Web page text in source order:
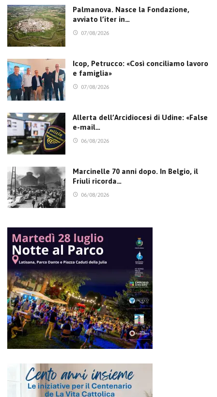
Palmanova. Nasce la Fondazione,
avviato l’iter in…
07/08/2026
Icop, Petrucco: «Così conciliamo lavoro
e famiglia»
07/08/2026
Allerta dell’Arcidiocesi di Udine: «False
e-mail…
06/08/2026
Marcinelle 70 anni dopo. In Belgio, il
Friuli ricorda…
06/08/2026